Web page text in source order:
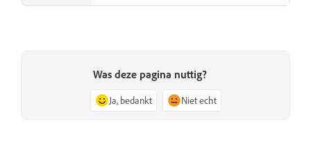
Was deze pagina nuttig?
Ja, bedankt Niet echt